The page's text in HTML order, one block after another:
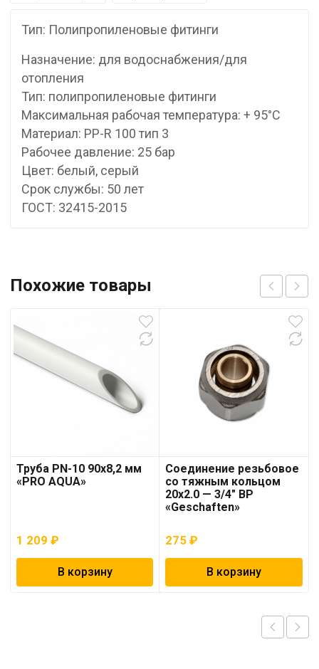
Тип: Полипропиленовые фитинги
Назначение: для водоснабжения/для
отопления
Тип: полипропиленовые фитинги
Максимальная рабочая температура: + 95°С
Материал: PP-R 100 тип 3
Рабочее давление: 25 бар
Цвет: белый, серый
Срок службы: 50 лет
ГОСТ: 32415-2015
Похожие товары
Труба PN-10 90х8,2 мм
«PRO AQUA»
1 209 ₽
В корзину
Соединение резьбовое
со тяжным кольцом
20х2.0 — 3/4″ ВР
«Geschaften»
275₽
В корзину